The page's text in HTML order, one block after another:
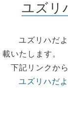
ユズリ
ユズリハだよ
載いたします。
下記リンクから
ユズリハだ